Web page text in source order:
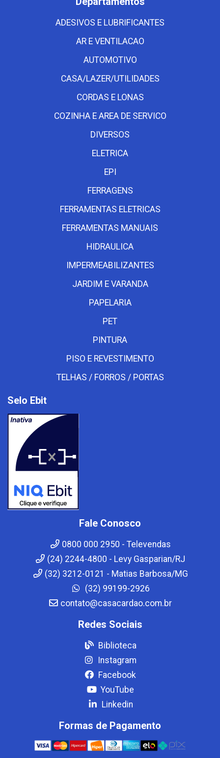
ADESIVOS E LUBRIFICANTES
AR E VENTILACAO
AUTOMOTIVO
CASA/LAZER/UTILIDADES
CORDAS E LONAS
COZINHA E AREA DE SERVICO
DIVERSOS
ELETRICA
EPI
FERRAGENS
FERRAMENTAS ELETRICAS
FERRAMENTAS MANUAIS
HIDRAULICA
IMPERMEABILIZANTES
JARDIM E VARANDA
PAPELARIA
PET
PINTURA
PISO E REVESTIMENTO
TELHAS / FORROS / PORTAS
Selo Ebit
Fale Conosco
0800 000 2950 - Televendas
(24) 2244-4800 - Levy Gasparian/RJ
(32) 3212-0121 - Matias Barbosa/MG
(32) 99199-2926
contato@casacardao.com.br
Redes Sociais
Biblioteca
Instagram
Facebook
YouTube
Linkedin
Formas de Pagamento